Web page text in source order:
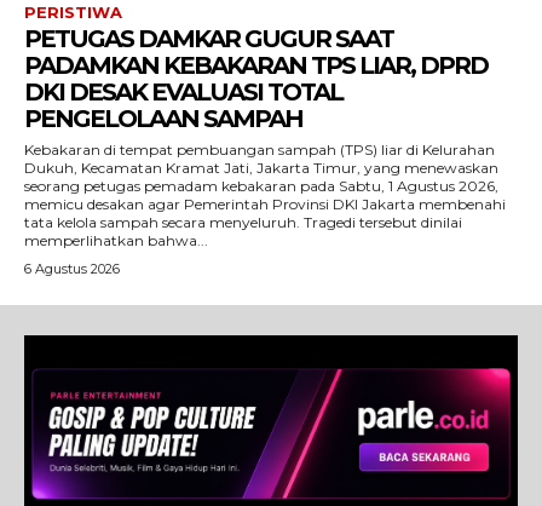
PERISTIWA
PETUGAS DAMKAR GUGUR SAAT
PADAMKAN KEBAKARAN TPS LIAR, DPRD
DKI DESAK EVALUASI TOTAL
PENGELOLAAN SAMPAH
Kebakaran di tempat pembuangan sampah (TPS) liar di Kelurahan
Dukuh, Kecamatan Kramat Jati, Jakarta Timur, yang menewaskan
seorang petugas pemadam kebakaran pada Sabtu, 1 Agustus 2026,
memicu desakan agar Pemerintah Provinsi DKI Jakarta membenahi
tata kelola sampah secara menyeluruh. Tragedi tersebut dinilai
memperlihatkan bahwa...
6 Agustus 2026